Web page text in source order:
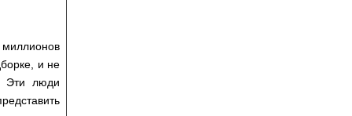
и не
Эти люди